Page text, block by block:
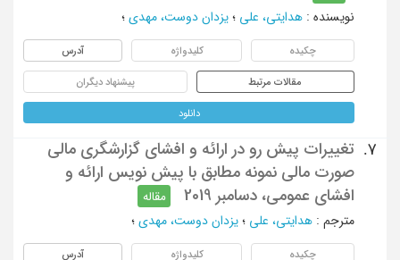
نویسنده : هدایتی، علی ؛ یزدان دوست، مهدی ؛
چکیده کلیدواژه آدرس
مقالات مرتبط پیشنهاد دیگران
دانلود
7.
تغییرات پیش رو در ارائه و افشای گزارشگری مالی
صورت مالی نمونه مطابق با پیش ‌نویس ارائه و
افشای عمومی، دسامبر 2019
مقاله
مترجم : هدایتی، علی ؛ یزدان دوست، مهدی ؛
چکیده کلیدواژه آدرس